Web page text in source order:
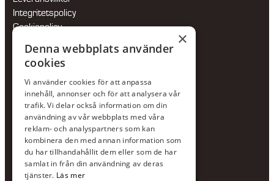
Integritetspolicy
Cookiepolicy
Jour:073-36 88 87 0
Växel:020-120 29 00
E-post:info@scandcon.se
BESÖKSADRESS
Backagårdsgatan 9
511 57 Kinna
×
Denna webbplats använder
cookies
Vi använder cookies för att anpassa
innehåll, annonser och för att analysera vår
trafik. Vi delar också information om din
användning av vår webbplats med våra
reklam- och analyspartners som kan
kombinera den med annan information som
du har tillhandahållit dem eller som de har
samlat in från din användning av deras
tjänster. Läs mer